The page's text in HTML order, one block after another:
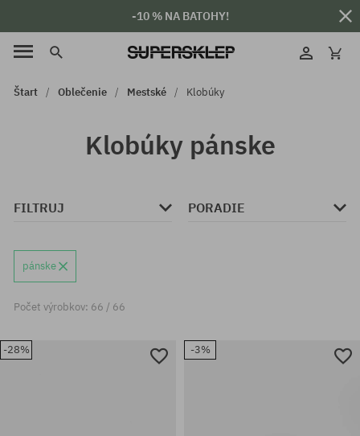
-10 % NA BATOHY!
Štart Oblečenie Mestské Klobúky
Klobúky pánske
FILTRUJ PORADIE
pánske
Počet výrobkov: 66 / 66
-28% -3%